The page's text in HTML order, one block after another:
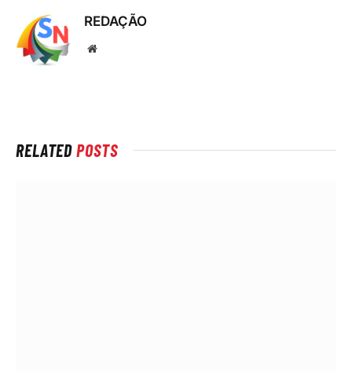
REDAÇÃO
Local
RELATEDPOSTS